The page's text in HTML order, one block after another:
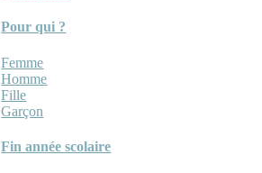
Pour qui ?
Femme
Homme
Fille
Garçon
Fin année scolaire